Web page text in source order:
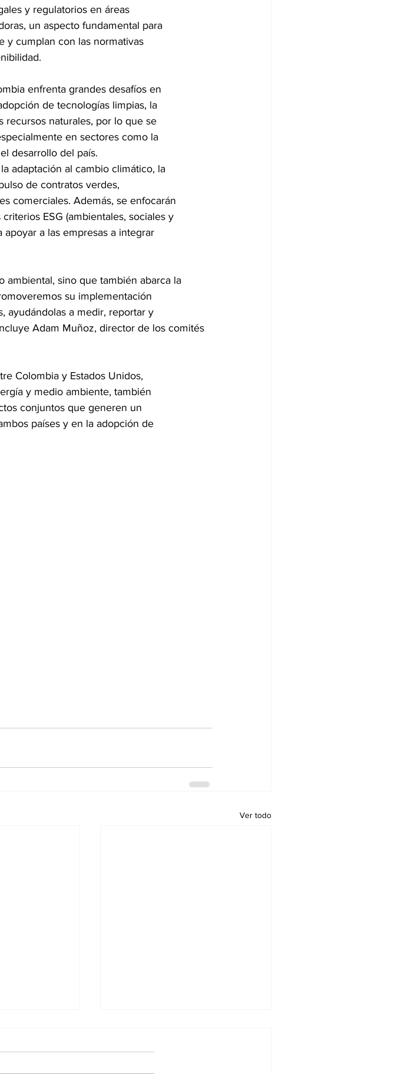
y regulatorios en áreas
un aspecto fundamental para
y cumplan con las normativas
enfrenta grandes desafíos en
de tecnologías limpias, la
recursos naturales, por lo que se
en sectores como la
desarrollo del país.
adaptación al cambio climático, la
de contratos verdes,
comerciales. Además, se enfocarán
ESG (ambientales, sociales y
a las empresas a integrar
ambiental, sino que también abarca la
su implementación
ayudándolas a medir, reportar y
Adam Muñoz, director de los comités
Colombia y Estados Unidos,
y medio ambiente, también
conjuntos que generen un
países y en la adopción de
Ver todo